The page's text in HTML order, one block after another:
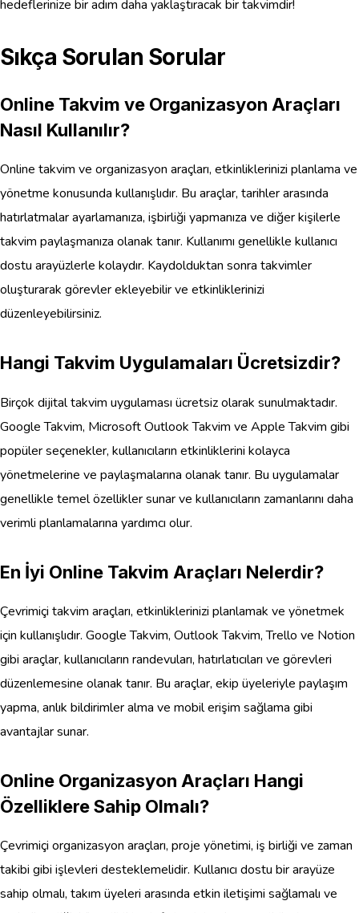
hedeflerinize bir adım daha yaklaştıracak bir takvimdir!
Sıkça Sorulan Sorular
Online Takvim ve Organizasyon Araçları
Nasıl Kullanılır?
Online takvim ve organizasyon araçları, etkinliklerinizi planlama ve
yönetme konusunda kullanışlıdır. Bu araçlar, tarihler arasında
hatırlatmalar ayarlamanıza, işbirliği yapmanıza ve diğer kişilerle
takvim paylaşmanıza olanak tanır. Kullanımı genellikle kullanıcı
dostu arayüzlerle kolaydır. Kaydolduktan sonra takvimler
oluşturarak görevler ekleyebilir ve etkinliklerinizi
düzenleyebilirsiniz.
Hangi Takvim Uygulamaları Ücretsizdir?
Birçok dijital takvim uygulaması ücretsiz olarak sunulmaktadır.
Google Takvim, Microsoft Outlook Takvim ve Apple Takvim gibi
popüler seçenekler, kullanıcıların etkinliklerini kolayca
yönetmelerine ve paylaşmalarına olanak tanır. Bu uygulamalar
genellikle temel özellikler sunar ve kullanıcıların zamanlarını daha
verimli planlamalarına yardımcı olur.
En İyi Online Takvim Araçları Nelerdir?
Çevrimiçi takvim araçları, etkinliklerinizi planlamak ve yönetmek
için kullanışlıdır. Google Takvim, Outlook Takvim, Trello ve Notion
gibi araçlar, kullanıcıların randevuları, hatırlatıcıları ve görevleri
düzenlemesine olanak tanır. Bu araçlar, ekip üyeleriyle paylaşım
yapma, anlık bildirimler alma ve mobil erişim sağlama gibi
avantajlar sunar.
Online Organizasyon Araçları Hangi
Özelliklere Sahip Olmalı?
Çevrimiçi organizasyon araçları, proje yönetimi, iş birliği ve zaman
takibi gibi işlevleri desteklemelidir. Kullanıcı dostu bir arayüze
sahip olmalı, takım üyeleri arasında etkin iletişimi sağlamalı ve